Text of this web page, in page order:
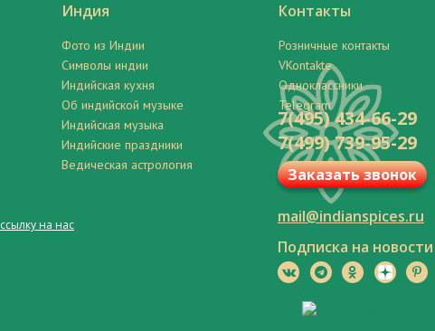
Индия
Фото из Индии
Символы индии
Индийская кухня
Об индийской музыке
Индийская музыка
Индийские праздники
Ведическая астрология
Контакты
Розничные контакты
VKontakte
Одноклассники
Telegram
ссылку на нас
7(495) 434-66-29
7(499) 739-95-29
Заказать звонок
mail@indianspices.ru
Подписка на новости